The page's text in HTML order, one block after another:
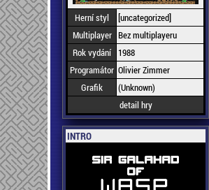
Herní styl
[uncategorized]
Multiplayer Bez multiplayeru
Rok vydání
1988
Programátor Olivier Zimmer
Grafik
(Unknown)
detail hry
INTRO